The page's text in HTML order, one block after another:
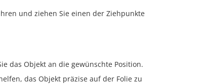
und ziehen Sie einen der Ziehpunkte
das Objekt an die gewünschte Position.
das Objekt präzise auf der Folie zu